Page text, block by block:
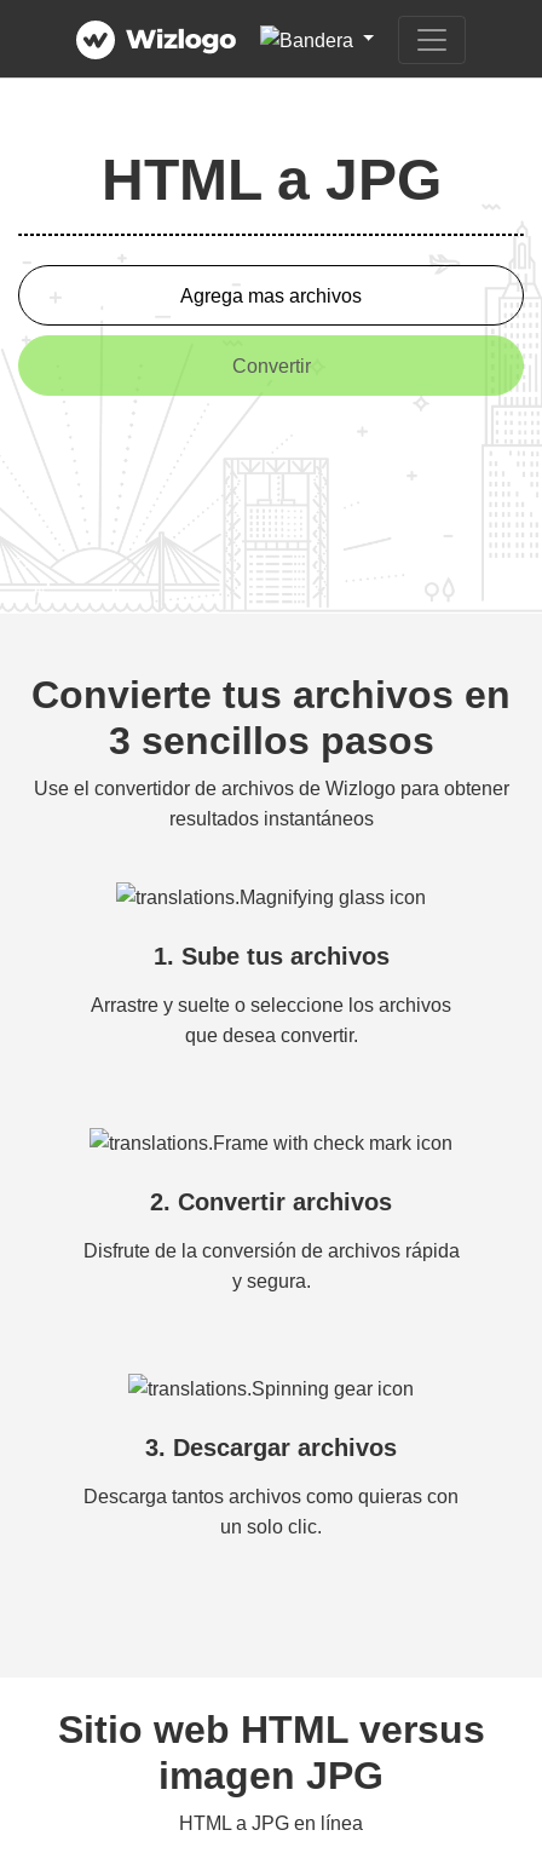
HTML a JPG
Agrega mas archivos
Convertir
Convierte tus archivos en
3 sencillos pasos
Use el convertidor de archivos de Wizlogo para obtener
resultados instantáneos
1. Sube tus archivos
Arrastre y suelte o seleccione los archivos
que desea convertir.
2. Convertir archivos
Disfrute de la conversión de archivos rápida
y segura.
3. Descargar archivos
Descarga tantos archivos como quieras con
un solo clic.
Sitio web HTML versus
imagen JPG
HTML a JPG en línea